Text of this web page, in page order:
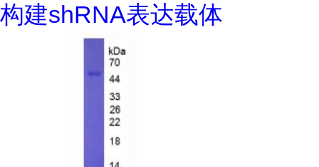
构建shRNA表达载体